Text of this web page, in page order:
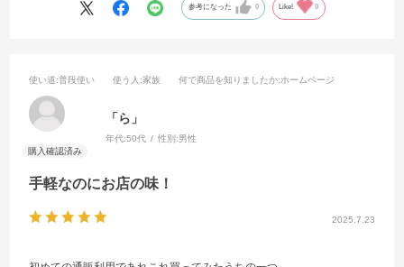
参考になった 0 Like! 0
2025.7.23
手軽なのにお店の味！
使い道:普段使い 使う人 :家族 何で商品を知りましたか:ホームページ
「ら」
年代:50代 性別:男性